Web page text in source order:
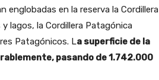
englobadas en la reserva la Cordillera
lagos, la Cordillera Patagónica
Patagónicos. La superficie de la
pasando de 1.742.000